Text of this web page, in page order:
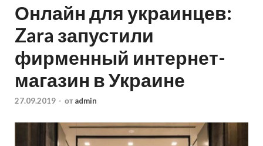
Онлайн для украинцев:
Zara запустили
фирменный интернет-
магазин в Украине
27.09.2019 - от admin